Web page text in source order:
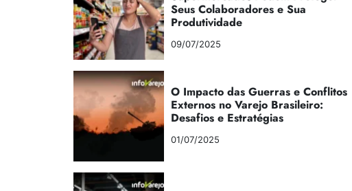
Seus Colaboradores e Sua
Produtividade
09/07/2025
O Impacto das Guerras e Conflitos
Externos no Varejo Brasileiro:
Desafios e Estratégias
01/07/2025